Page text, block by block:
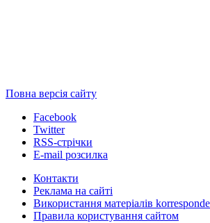
Повна версія сайту
Facebook
Twitter
RSS-стрічки
E-mail розсилка
Контакти
Реклама на сайті
Використання матеріалів
Правила користування сайтом